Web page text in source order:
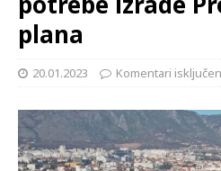
Grad Mostar
potrebe izrade
plana
20.01.2023 Komentari